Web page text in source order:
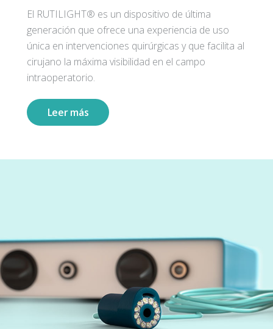
El RUTILIGHT® es un dispositivo de última
generación que ofrece una experiencia de uso
única en intervenciones quirúrgicas y que facilita al
cirujano la máxima visibilidad en el campo
intraoperatorio.
Leer más